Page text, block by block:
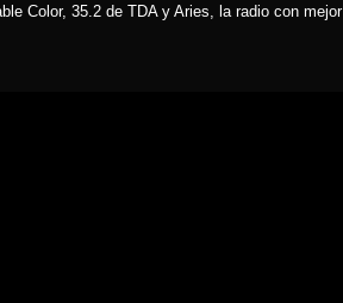
Color, 35.2 de TDA y Aries, la radio con mejor